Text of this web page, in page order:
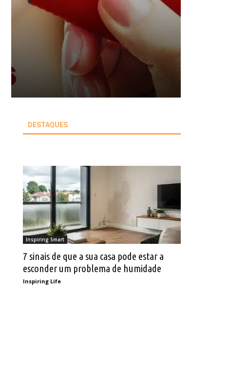
DESTAQUES
Inspiring Smart
7 sinais de que a sua casa pode estar a
esconder um problema de humidade
Inspiring Life